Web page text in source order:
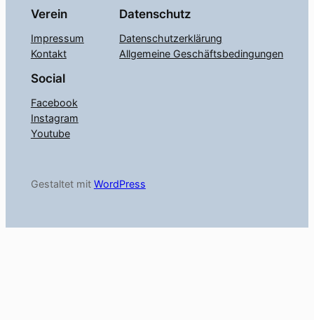
Verein
Impressum
Kontakt
Datenschutz
Datenschutzerklärung
Allgemeine Geschäftsbedingungen
Social
Facebook
Instagram
Youtube
Gestaltet mit WordPress